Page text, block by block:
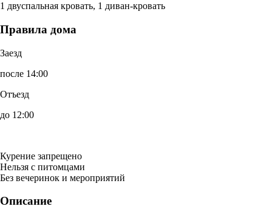
1 двуспальная кровать, 1 диван-кровать
Правила дома
Заезд
после 14:00
Отъезд
до 12:00
Курение запрещено
Нельзя с питомцами
Без вечеринок и мероприятий
Описание